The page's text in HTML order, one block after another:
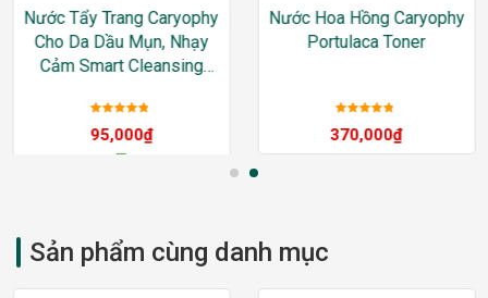
Nước Tẩy Trang Caryophy
Cho Da Dầu Mụn, Nhạy
Cảm Smart Cleansing
hạng5sao
95,000₫
–
Nước Hoa Hồng Caryophy
Portulaca Toner
hạng5sao
370,000₫
Sản phẩm cùng danh mục